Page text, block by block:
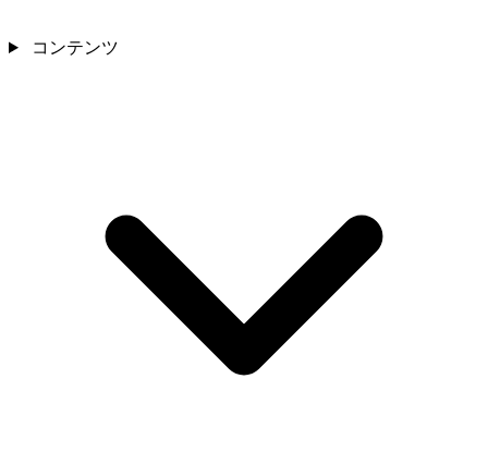
コンテンツ